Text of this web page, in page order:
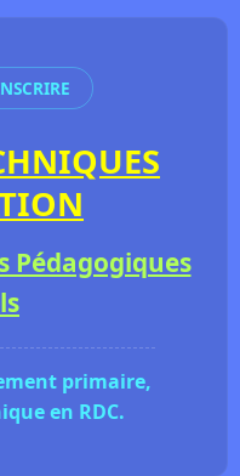
Pédagogiques
primaire,
en RDC.